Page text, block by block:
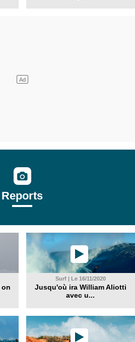
Reports
on
Surf | Le 16/11/2020
Jusqu'où ira William Aliotti
avec u...